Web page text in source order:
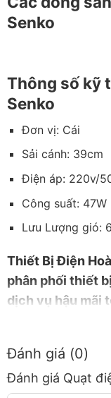
Senko
Thông số kỹ
Senko
Đơn vị: Cái
Sải cánh: 39cm
Điện áp: 220v/
Công suất: 47W
Lưu Lượng gió:
Thiết Bị Điện
phân phối thiết
dịch vụ hậu mãi
Giá cạnh tranh
Giao hàng
Nhận báo giá
Đánh giá (0)
Đánh giá Quạt